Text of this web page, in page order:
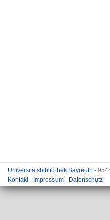
Universitätsbibliothek Bayreuth -
Kontakt- Impressum - Datenschutz